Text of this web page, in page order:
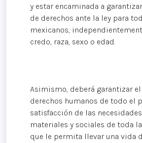
y estar encaminada a
de derechos ante la ley para
mexicanos,
credo, raza, sexo o edad.
Asimismo, deberá garantizar
derechos humanos de todo el
satisfacción de las
materiales y sociales de toda
que le permita llevar una vida